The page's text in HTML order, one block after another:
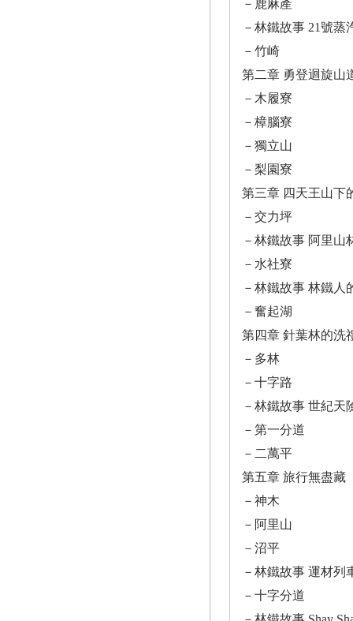
－鹿麻產
－林鐵故事 21號蒸
－竹崎
第二章 勇登迴旋山
－木履寮
－樟腦寮
－獨立山
－梨園寮
第三章 四天王山下
－交力坪
－林鐵故事 阿里山
－水社寮
－林鐵故事 林鐵人
－奮起湖
第四章 針葉林的洗
－多林
－十字路
－林鐵故事 世紀天
－第一分道
－二萬平
第五章 旅行無盡藏
－神木
－阿里山
－沼平
－林鐵故事 運材列
－十字分道